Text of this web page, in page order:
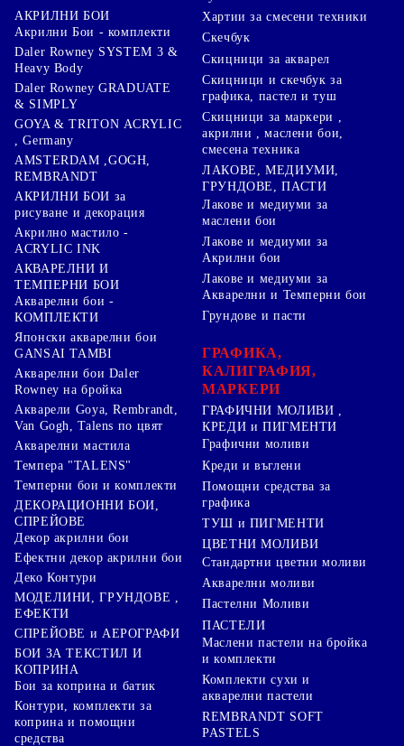
АКРИЛНИ БОИ
Акрилни Бои - комплекти
Daler Rowney SYSTEM 3 &
Heavy Body
Daler Rowney GRADUATE
& SIMPLY
GOYA & TRITON АCRYLIC
, Germany
AMSTERDAM ,GOGH,
REMBRANDT
АКРИЛНИ БОИ за
рисуване и декорация
Акрилно мастило -
ACRYLIC INK
АКВАРЕЛНИ И
ТЕМПЕРНИ БОИ
Акварелни бои -
КОМПЛЕКТИ
Японски акварелни бои
GANSAI TAMBI
Акварелни бои Daler
Rowney на бройка
Акварели Goya, Rembrandt,
Van Gogh, Talens по цвят
Акварелни мастила
Темпера "TALENS"
Темперни бои и комплекти
ДЕКОРАЦИОННИ БОИ,
СПРЕЙОВЕ
Декор акрилни бои
Ефектни декор акрилни бои
Деко Контури
МОДЕЛИНИ, ГРУНДОВЕ ,
ЕФЕКТИ
СПРЕЙОВЕ и АЕРОГРАФИ
БОИ ЗА ТЕКСТИЛ И
КОПРИНА
Бои за коприна и батик
Контури, комплекти за
коприна и помощни
средства
Хартии за смесени техники
Скечбук
Скицници за акварел
Скицници и скечбук за
графика, пастел и туш
Скицници за маркери ,
акрилни , маслени бои,
смесена техника
ЛАКОВЕ, МЕДИУМИ,
ГРУНДОВЕ, ПАСТИ
Лакове и медиуми за
маслени бои
Лакове и медиуми за
Акрилни бои
Лакове и медиуми за
Акварелни и Темперни бои
Грундове и пасти
ГРАФИКА,
КАЛИГРАФИЯ,
МАРКЕРИ
ГРАФИЧНИ МОЛИВИ ,
КРЕДИ и ПИГМЕНТИ
Графични моливи
Креди и въглени
Помощни средства за
графика
ТУШ и ПИГМЕНТИ
ЦВЕТНИ МОЛИВИ
Стандартни цветни моливи
Акварелни моливи
Пастелни Моливи
ПАСТЕЛИ
Маслени пастели на бройка
и комплекти
Комплекти сухи и
акварелни пастели
REMBRANDT SOFT
PASTELS